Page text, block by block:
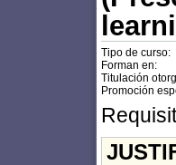
Tipo de curso:
Forman en:
Titulación
Promoción